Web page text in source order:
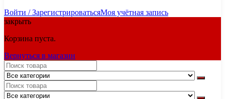
Войти / ЗарегистрироватьсяМоя учётная запись
закрыть
Корзина пуста.
Вернуться в магазин